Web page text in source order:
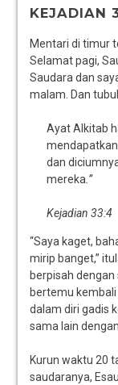
KEJADIAN
Mentari di timur
Selamat pagi,
Saudara dan
malam. Dan
Ayat Alkitab
dan
mereka.”
Kejadian 33:4
“Saya kaget,
mirip banget,”
berpisah
bertemu
dalam diri gadis
sama lain
Kurun waktu 20
saudaranya,